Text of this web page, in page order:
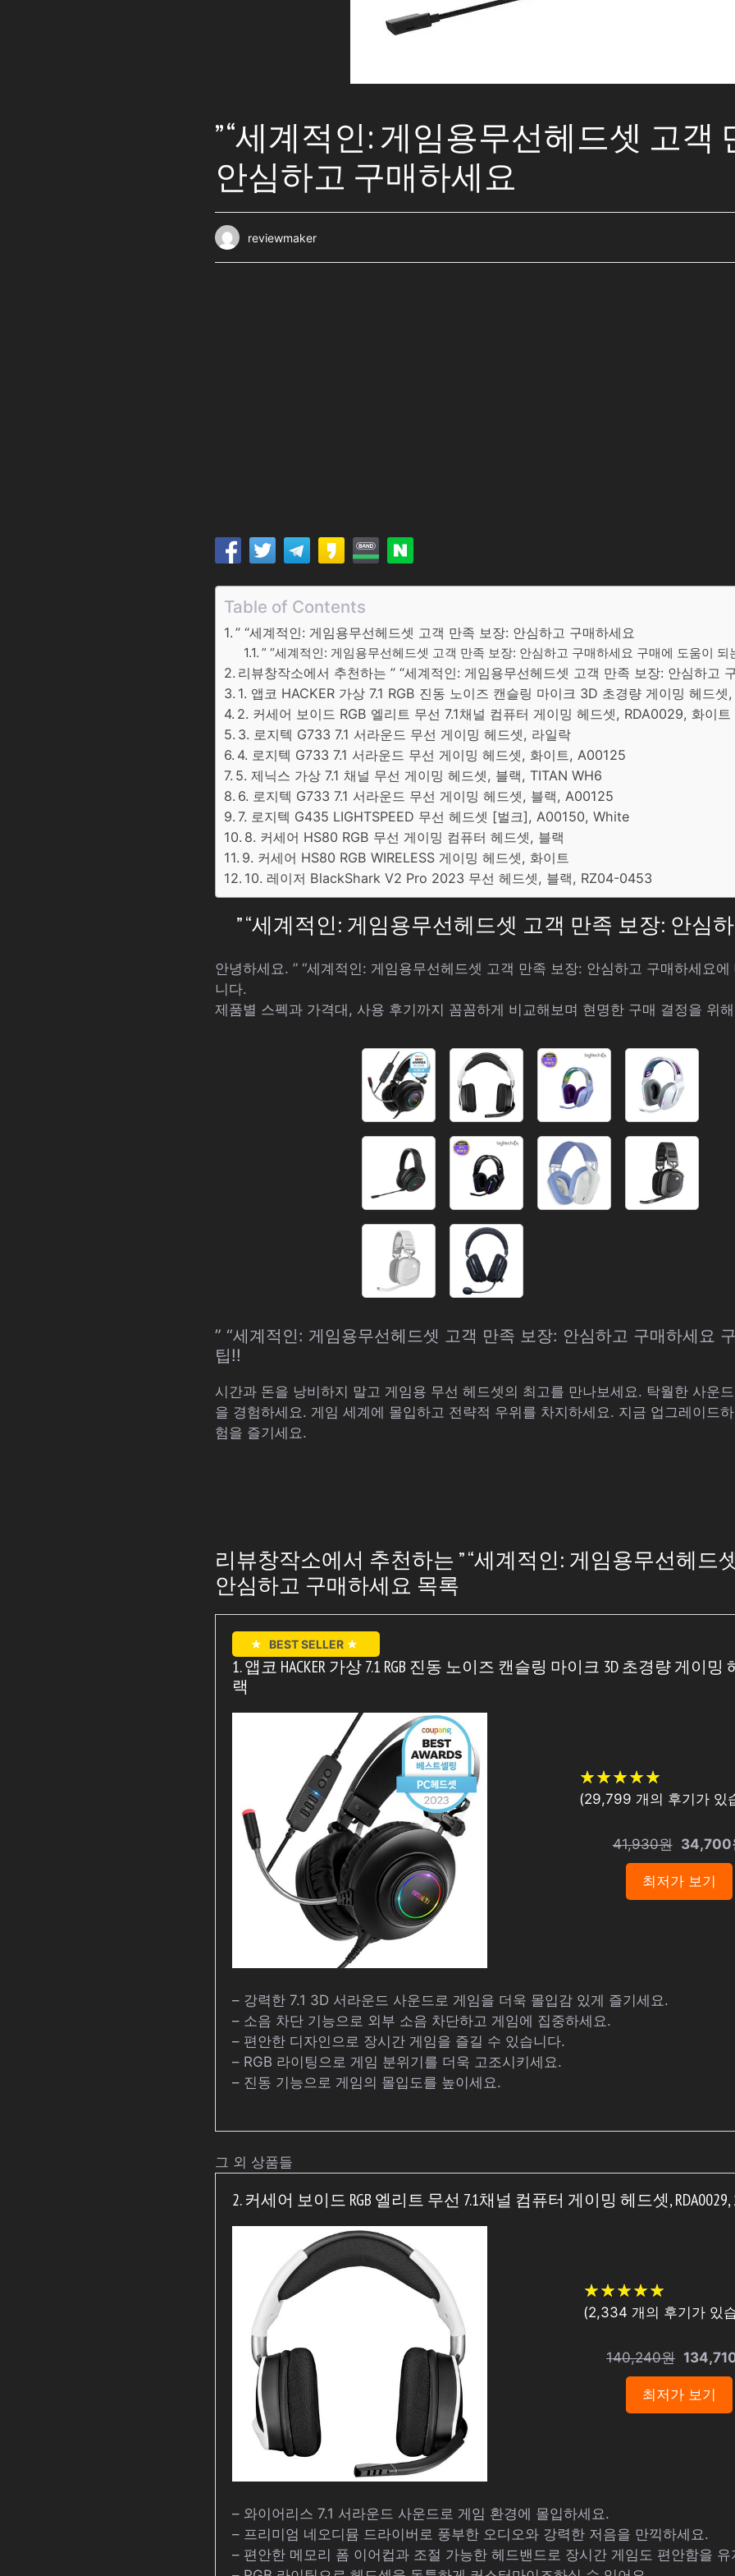
” “세계적인: 게임용무선헤드셋 고객
안심하고 구매하세요
reviewmaker
Table of Contents
” “세계적인: 게임용무선헤드셋 고객 만족 보장: 안심하고 구매하세요
” “세계적인: 게임용무선헤드셋 고객 만족 보장: 안심하고 구매하세요 구매에 도움이 되
리뷰창작소에서 추천하는 ” “세계적인: 게임용무선헤드셋 고객 만족 보장: 안심하고
1. 앱코 HACKER 가상 7.1 RGB 진동 노이즈 캔슬링 마이크 3D 초경량 게이밍 헤드
2. 커세어 보이드 RGB 엘리트 무선 7.1채널 컴퓨터 게이밍 헤드셋, RDA0029, 화이트
3. 로지텍 G733 7.1 서라운드 무선 게이밍 헤드셋, 라일락
4. 로지텍 G733 7.1 서라운드 무선 게이밍 헤드셋, 화이트, A00125
5. 제닉스 가상 7.1 채널 무선 게이밍 헤드셋, 블랙, TITAN WH6
6. 로지텍 G733 7.1 서라운드 무선 게이밍 헤드셋, 블랙, A00125
7. 로지텍 G435 LIGHTSPEED 무선 헤드셋 [벌크], A00150, White
8. 커세어 HS80 RGB 무선 게이밍 컴퓨터 헤드셋, 블랙
9. 커세어 HS80 RGB WIRELESS 게이밍 헤드셋, 화이트
10. 레이저 BlackShark V2 Pro 2023 무선 헤드셋, 블랙, RZ04-0453
” “세계적인: 게임용무선헤드셋 고객 만족 보장: 안심
안녕하세요. ” “세계적인: 게임용무선헤드셋 고객 만족 보장: 안심하고 구매하세요
니다.
제품별 스펙과 가격대, 사용 후기까지 꼼꼼하게 비교해보며 현명한 구매 결정을 위
” “세계적인: 게임용무선헤드셋 고객 만족 보장: 안심하고 구매하세요
팁!!
시간과 돈을 낭비하지 말고 게임용 무선 헤드셋의 최고를 만나보세요. 탁월한 사운
을 경험하세요. 게임 세계에 몰입하고 전략적 우위를 차지하세요. 지금 업그레이드
험을 즐기세요.
리뷰창작소에서 추천하는 ” “세계적인: 게임용무선헤드
안심하고 구매하세요 목록
★ BEST SELLER ★
1. 앱코 HACKER 가상 7.1 RGB 진동 노이즈 캔슬링 마이크 3D 초경량 게이밍
랙
★★★★★
★★★★★
(29,799 개의 후기가 있
41,930원 34,700
최저가 보기
– 강력한 7.1 3D 서라운드 사운드로 게임을 더욱 몰입감 있게 즐기세요.
– 소음 차단 기능으로 외부 소음 차단하고 게임에 집중하세요.
– 편안한 디자인으로 장시간 게임을 즐길 수 있습니다.
– RGB 라이팅으로 게임 분위기를 더욱 고조시키세요.
– 진동 기능으로 게임의 몰입도를 높이세요.
그 외 상품들
2. 커세어 보이드 RGB 엘리트 무선 7.1채널 컴퓨터 게이밍 헤드셋,
★★★★★
★★★★★
(2,334 개의 후기가 있
140,240원
최저가 보기
– 와이어리스 7.1 서라운드 사운드로 게임 환경에 몰입하세요.
– 프리미엄 네오디뮴 드라이버로 풍부한 오디오와 강력한 저음을 만끽하세요.
– 편안한 메모리 폼 이어컵과 조절 가능한 헤드밴드로 장시간 게임도 편안함을 유